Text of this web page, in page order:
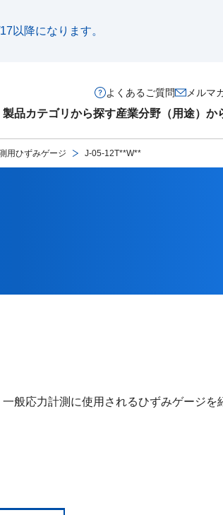
以降になります。
製品カテゴリから探す産業分野（用途）か
よくあるご質問 メルマ
用ひずみゲージ J-05-12T**W**
一般応力計測に使用されるひずみゲージを